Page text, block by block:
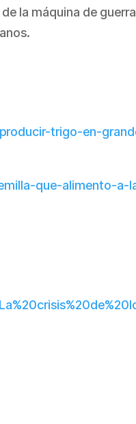
la máquina de
trigo-en-
que-alimento-a-